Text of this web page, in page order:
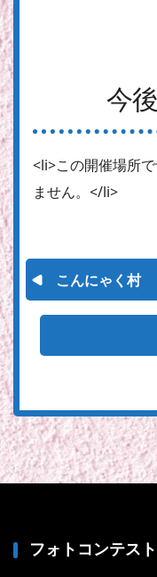
今
<li>この開催場所
ません。</li>
こんにゃく村
フォトコンテス